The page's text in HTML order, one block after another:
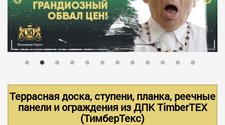
АССОРТИМЕНТ
В НАЛИЧИИ
Террасная доска, ступени, планка, реечные
панели и ограждения из ДПК TimberTEX
(ТимберТекс)